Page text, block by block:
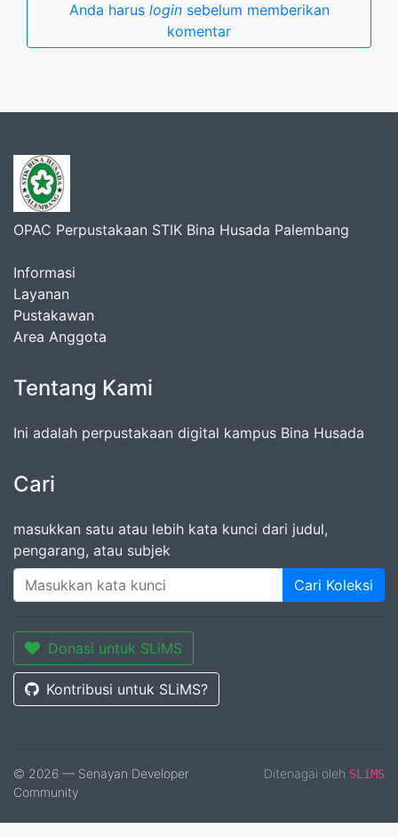
Anda harus loginsebelum memberikan
komentar
OPAC Perpustakaan STIK Bina Husada Palembang
Informasi
Layanan
Pustakawan
Area Anggota
Tentang Kami
Ini adalah perpustakaan digital kampus Bina Husada
Cari
masukkan satu atau lebih kata kunci dari judul,
pengarang, atau subjek
Cari Koleksi
Donasi untuk SLiMS
Kontribusi untuk SLiMS?
© 2026 — Senayan Developer
Community
Ditenagai oleh SLiMS